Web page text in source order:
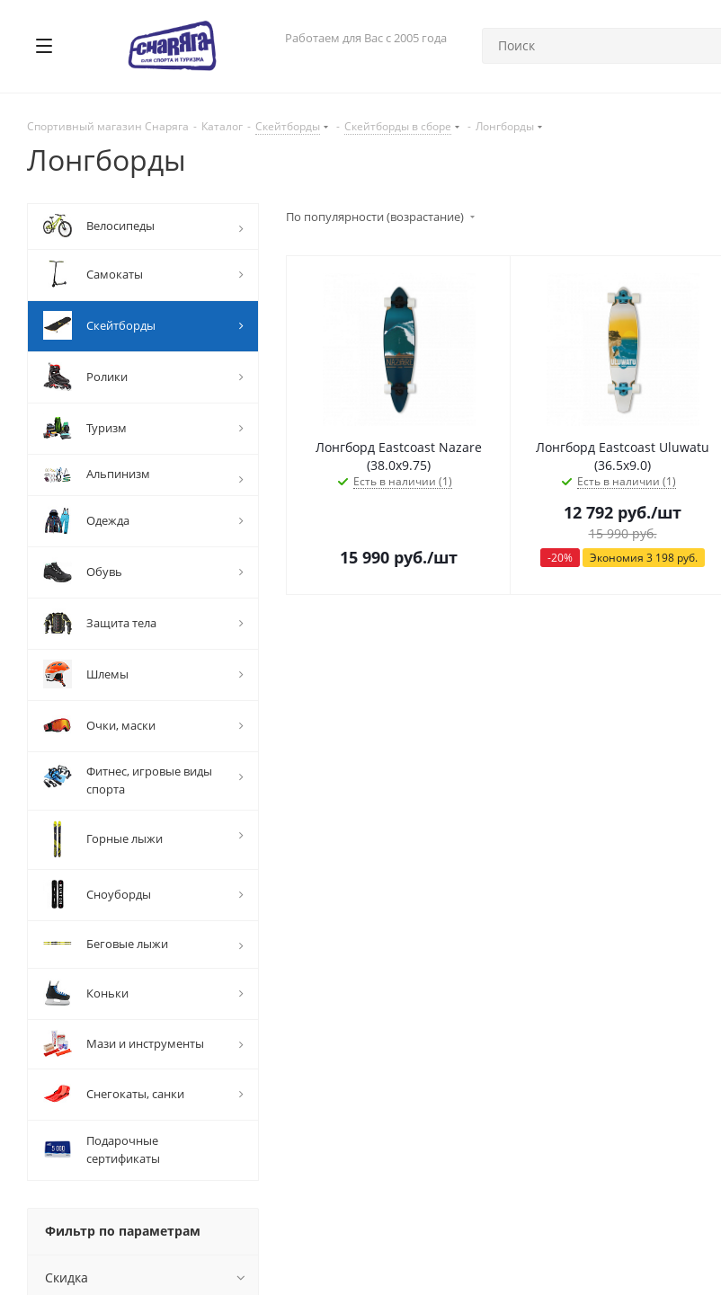
Работаем для Вас с 2005 года
Спортивный магазин Снаряга - Каталог - Скейтборды - Скейтборды в сборе - Лонгборды
Лонгборды
По популярности (возрастание)
Лонгборд Eastcoast Nazare
(38.0х9.75)
Есть в наличии (1)
15 990 руб./шт
Лонгборд Eastcoast Uluwatu
(36.5х9.0)
Есть в наличии (1)
12 792 руб./шт
15 990руб.
-20% Экономия 3 198 руб.
Велосипеды
Самокаты
Скейтборды
Ролики
Туризм
Альпинизм
Одежда
Обувь
Защита тела
Шлемы
Очки, маски
Фитнес, игровые виды
спорта
Горные лыжи
Сноуборды
Беговые лыжи
Коньки
Мази и инструменты
Снегокаты, санки
Подарочные
сертификаты
Фильтр по параметрам
Скидка